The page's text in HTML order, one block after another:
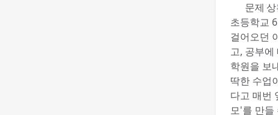
😫 문제
초등학교
걸어오던
고, 공부에
학원을 보
딱한 수업
다고 매번
모'를 만들